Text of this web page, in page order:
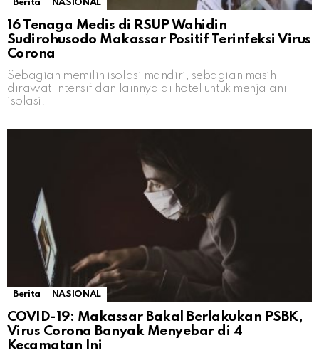
Berita NASIONAL
16 Tenaga Medis di RSUP Wahidin
Sudirohusodo Makassar Positif Terinfeksi Virus
Corona
Sebagian memilih isolasi mandiri, sebagian masih
dirawat intensif dan lainnya di hotel untuk menjalani
isolasi.
Berita NASIONAL
COVID-19: Makassar Bakal Berlakukan PSBK,
Virus Corona Banyak Menyebar di 4
Kecamatan Ini